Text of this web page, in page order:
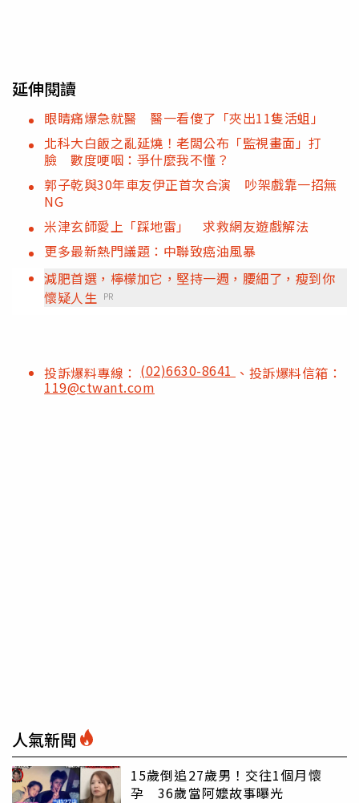
延伸閱讀
眼睛痛爆急就醫 醫一看傻了「夾出11隻活蛆」
北科大白飯之亂延燒！老闆公布「監視畫面」打
臉 數度哽咽：爭什麼我不懂？
郭子乾與30年車友伊正首次合演 吵架戲靠一招無
NG
米津玄師愛上「踩地雷」 求救網友遊戲解法
更多最新熱門議題：中聯致癌油風暴
減肥首選，檸檬加它，堅持一週，腰細了，瘦到你
懷疑人生 PR
投訴爆料專線： (02)6630-8641 、投訴爆料信箱：
119@ctwant.com
人氣新聞
15歲倒追27歲男！交往1個月懷
孕 36歲當阿嬤故事曝光